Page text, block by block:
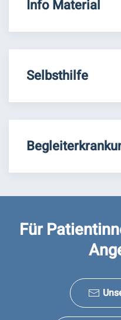
Info Material
Selbsthilfe
Für